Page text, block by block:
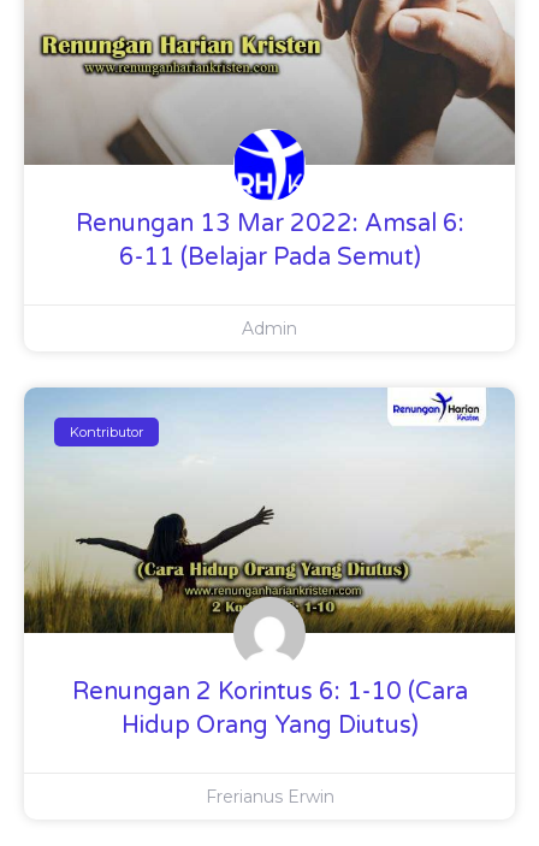
Renungan 13 Mar 2022: Amsal 6:
6-11 (Belajar Pada Semut)
Admin
Kontributor
Renungan 2 Korintus 6: 1-10 (Cara
Hidup Orang Yang Diutus)
Frerianus Erwin